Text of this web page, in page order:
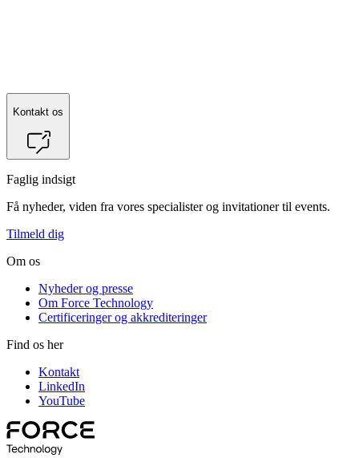
Kontakt os
Faglig indsigt
Få nyheder, viden fra vores specialister og invitationer til events.
Tilmeld dig
Om os
Nyheder og presse
Om Force Technology
Certificeringer og akkrediteringer
Find os her
Kontakt
LinkedIn
YouTube